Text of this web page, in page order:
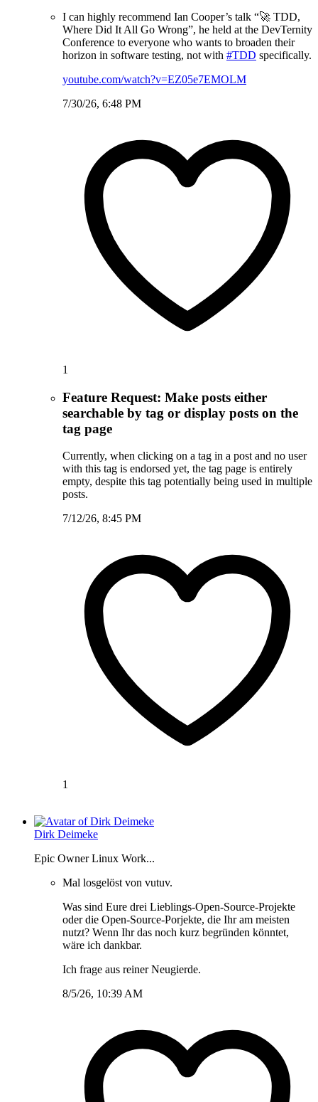
I can highly recommend Ian Cooper’s talk “🚀 TDD,
Where Did It All Go Wrong”, he held at the DevTernity
Conference to everyone who wants to broaden their
horizon in software testing, not with #TDD specifically.
youtube.com/watch?v=EZ05e7EMOLM
7/30/26, 6:48 PM
1
Feature Request: Make posts either
searchable by tag or display posts on the
tag page
Currently, when clicking on a tag in a post and no user
with this tag is endorsed yet, the tag page is entirely
empty, despite this tag potentially being used in multiple
posts.
7/12/26, 8:45 PM
1
Dirk Deimeke
Epic Owner Linux Work...
Mal losgelöst von vutuv.
Was sind Eure drei Lieblings-Open-Source-Projekte
oder die Open-Source-Porjekte, die Ihr am meisten
nutzt? Wenn Ihr das noch kurz begründen könntet,
wäre ich dankbar.
Ich frage aus reiner Neugierde.
8/5/26, 10:39 AM